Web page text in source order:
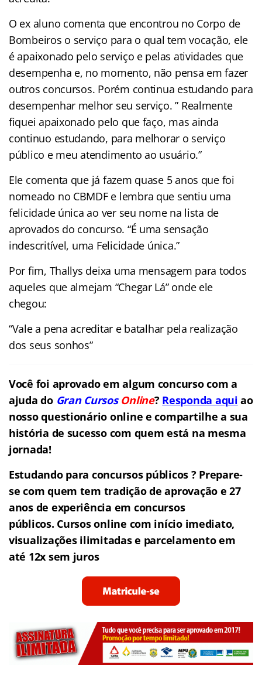
O ex aluno comenta que encontrou no Corpo de
Bombeiros o serviço para o qual tem vocação, ele
é apaixonado pelo serviço e pelas atividades que
desempenha e, no momento, não pensa em fazer
outros concursos. Porém continua estudando para
desempenhar melhor seu serviço. ” Realmente
fiquei apaixonado pelo que faço, mas ainda
continuo estudando, para melhorar o serviço
público e meu atendimento ao usuário.”
Ele comenta que já fazem quase 5 anos que foi
nomeado no CBMDF e lembra que sentiu uma
felicidade única ao ver seu nome na lista de
aprovados do concurso. “É uma sensação
indescritível, uma Felicidade única.”
Por fim, Thallys deixa uma mensagem para todos
aqueles que almejam “Chegar Lá” onde ele
chegou:
“Vale a pena acreditar e batalhar pela realização
dos seus sonhos”
Você foi aprovado em algum concurso com a
ajuda do Gran Cursos Online? Responda aqui ao
nosso questionário online e compartilhe a sua
história de sucesso com quem está na mesma
jornada!
Estudando para concursos públicos ? Prepare-
se com quem tem tradição de aprovação e 27
anos de experiência em concursos
públicos. Cursos online com início imediato,
visualizações ilimitadas e parcelamento em
até 12x sem juros